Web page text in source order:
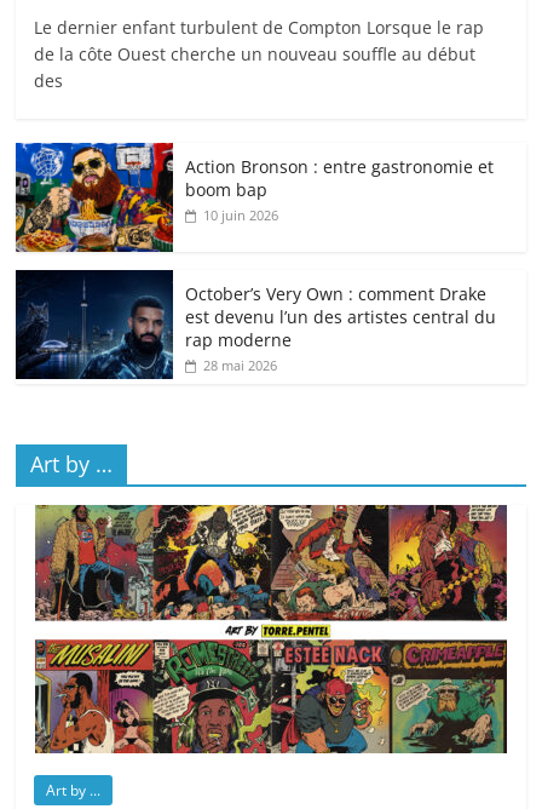
Le dernier enfant turbulent de Compton Lorsque le rap
de la côte Ouest cherche un nouveau souffle au début
des
Action Bronson : entre gastronomie et
boom bap
10 juin 2026
October’s Very Own : comment Drake
est devenu l’un des artistes central du
rap moderne
28 mai 2026
Art by …
Art by ...